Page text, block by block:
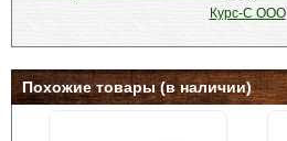
Курс-С ООО
Похожие товары (в наличии)